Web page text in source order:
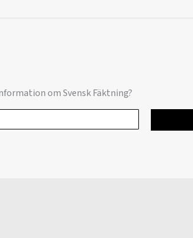
om Svensk Fäktning?